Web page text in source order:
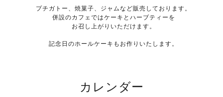
プチガトー、焼菓子、ジャムなど販売しております。
併設のカフェではケーキとハーブティーを
お召し上がりいただけます。
記念日のホールケーキもお作りいたします。
カレンダー